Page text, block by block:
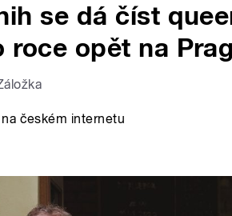
se dá číst
roce opět na
českém internetu